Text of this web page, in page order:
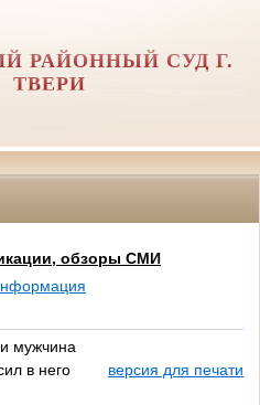
РАЙОННЫЙ СУД Г.
ТВЕРИ
обзоры СМИ
мужчина
в него
версия для печати